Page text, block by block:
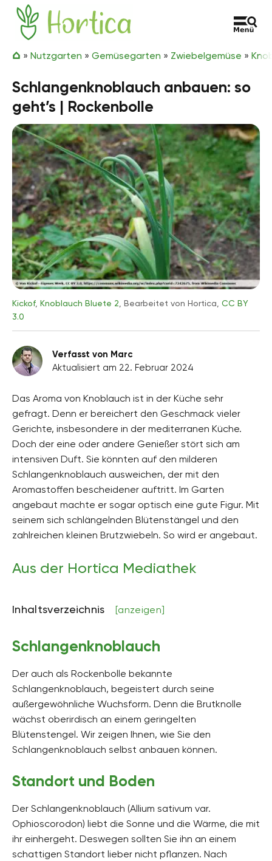
Zum Inhalt springen
Hortica
» Nutzgarten » Gemüsegarten » Zwiebelgemüse »
Schlangenknoblauch anbauen: so
geht’s | Rockenbolle
Kickof, Knoblauch Bluete 2, Bearbeitet von Hortica, CC BY
3.0
Verfasst von Marc
Aktualisiert am 22. Februar 2024
Das Aroma von Knoblauch ist in der Küche sehr
gefragt. Denn er bereichert den Geschmack vieler
Gerichte, insbesondere in der mediterranen Küche.
Doch der eine oder andere Genießer stört sich am
intensiven Duft. Sie könnten auf den milderen
Schlangenknoblauch ausweichen, der mit den
Aromastoffen bescheidener auftritt. Im Garten
angebaut machte er sogar optisch eine gute Figur. Mit
seinem sich schlängelnden Blütenstängel und den
zahlreichen kleinen Brutzwiebeln. So wird er angebaut.
Aus der Hortica Mediathek
Inhaltsverzeichnis [anzeigen]
Schlangenknoblauch
Der auch als Rockenbolle bekannte
Schlangenknoblauch, begeistert durch seine
außergewöhnliche Wuchsform. Denn die Brutknolle
wächst oberirdisch an einem geringelten
Blütenstengel. Wir zeigen Ihnen, wie Sie den
Schlangenknoblauch selbst anbauen können.
Standort und Boden
Der Schlangenknoblauch (Allium sativum var.
Ophioscorodon) liebt die Sonne und die Wärme, die mit
ihr einhergeht. Deswegen sollten Sie ihn an einem
schattigen Standort lieber nicht pflanzen. Nach